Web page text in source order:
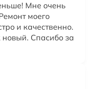
Мне очень
моего
и качественно.
новый. Спасибо за